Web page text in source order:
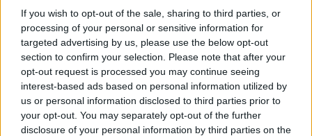
If you wish to opt-out of the sale, sharing to third parties, or
processing of your personal or sensitive information for
targeted advertising by us, please use the below opt-out
section to confirm your selection. Please note that after your
opt-out request is processed you may continue seeing
interest-based ads based on personal information utilized by
us or personal information disclosed to third parties prior to
your opt-out. You may separately opt-out of the further
disclosure of your personal information by third parties on the
Légicsapások Irán ellen:
mik voltak Izrael
célkeresztjében?
BY:BARANYI ESZTER2025. JÚN 20.